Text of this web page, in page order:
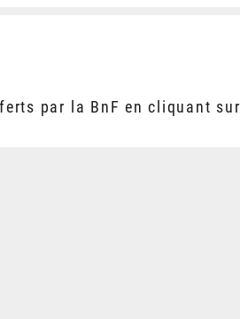
par la BnF en cliquant sur